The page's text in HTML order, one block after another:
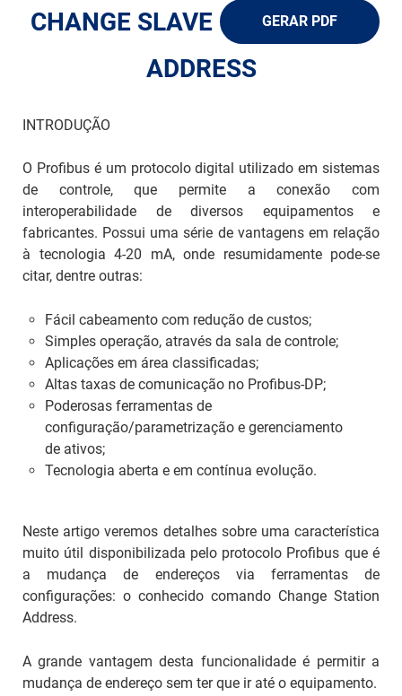
GERAR PDF
CHANGE SLAVE
ADDRESS
INTRODUÇÃO
O Profibus é um protocolo digital utilizado em sistemas
de controle, que permite a conexão com
interoperabilidade de diversos equipamentos e
fabricantes. Possui uma série de vantagens em relação
à tecnologia 4-20 mA, onde resumidamente pode-se
citar, dentre outras:
Fácil cabeamento com redução de custos;
Simples operação, através da sala de controle;
Aplicações em área classificadas;
Altas taxas de comunicação no Profibus-DP;
Poderosas ferramentas de
configuração/parametrização e gerenciamento
de ativos;
Tecnologia aberta e em contínua evolução.
Neste artigo veremos detalhes sobre uma característica
muito útil disponibilizada pelo protocolo Profibus que é
a mudança de endereços via ferramentas de
configurações: o conhecido comando Change Station
Address.
A grande vantagem desta funcionalidade é permitir a
mudança de endereço sem ter que ir até o equipamento.